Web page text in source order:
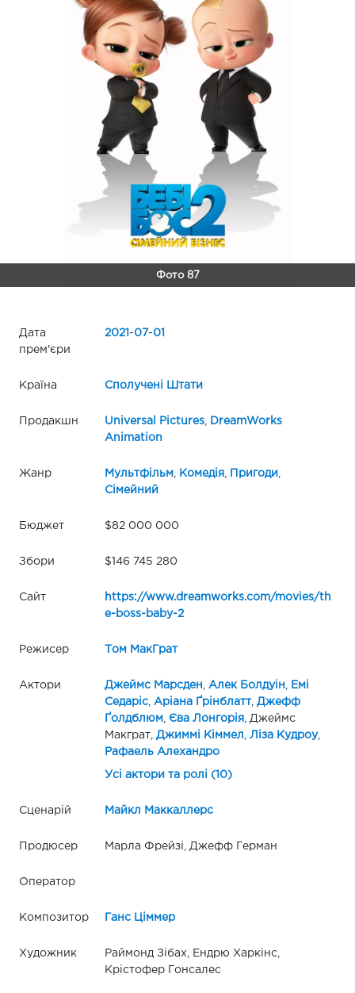
Фото 87
Дата
прем'єри
2021 -07-01
Країна Сполучені Штати
Продакшн Universal Pictures,
DreamWorks
Animation
Жанр Мультфільм, Комедія, Пригоди
Сімейний
Бюджет $82 000 000
Збори $146 745 280
Сайт
https://www.dreamworks.com/movies/th
e-boss-baby-2
Режисер Том МакГрат
Актори Джеймс Марсден Алек Болдуін
Емі
Седаріс, Аріана Ґрінблатт, Джефф
Ґолдблюм, Єва Лонгорія, Джеймс
Макграт, Джиммі Кіммел Ліза Кудроу,
Рафаель Алехандро
Усі актори та ролі (10)
Сценарій Майкл Маккаллерс
Продюсер Марла Фрейзі, Джефф Герман
Оператор
Композитор Ганс Ціммер
Художник
Раймонд Зібах, Ендрю Харкінс,
Крістофер Гонсалес